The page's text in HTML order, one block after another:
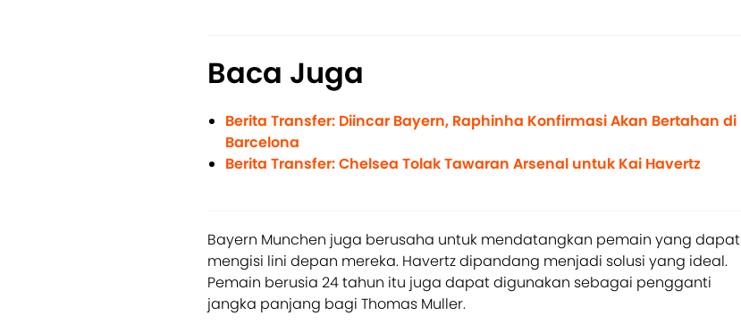
Baca Juga
Berita Transfer: Diincar Bayern, Raphinha Konfirmasi Akan Bertahan di
Barcelona
Berita Transfer: Chelsea Tolak Tawaran Arsenal untuk Kai Havertz
Bayern Munchen juga berusaha untuk mendatangkan pemain yang dapat
mengisi lini depan mereka. Havertz dipandang menjadi solusi yang ideal.
Pemain berusia 24 tahun itu juga dapat digunakan sebagai pengganti
jangka panjang bagi Thomas Muller.